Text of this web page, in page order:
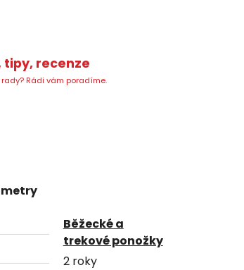
tipy, recenze
Rádi vám poradíme.
Běžecké a
trekové ponožky
2 roky